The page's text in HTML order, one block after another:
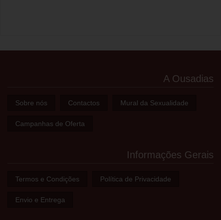
A Ousadias
Sobre nós Contactos Mural da Sexualidade
Campanhas de Oferta
Informações Gerais
Termos e Condições Política de Privacidade
Envio e Entrega